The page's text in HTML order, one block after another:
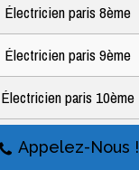
Électricien paris 8ème
Électricien paris 9ème
Électricien paris 10ème
Électricien paris 11ème
Appelez-Nous !